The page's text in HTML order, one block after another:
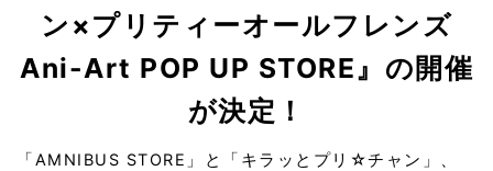
ン×プリティーオールフレンズ
Ani-Art POP UP STORE』の開催
が決定！
「AMNIBUS STORE」と「キラッとプリ☆チャン」、